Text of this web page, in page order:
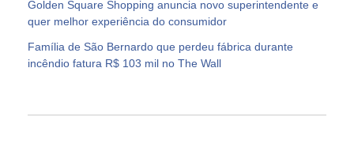
Golden Square Shopping anuncia novo superintendente e
quer melhor experiência do consumidor
Família de São Bernardo que perdeu fábrica durante
incêndio fatura R$ 103 mil no The Wall